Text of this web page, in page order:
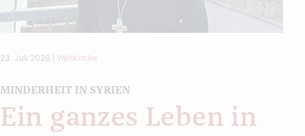
23. Juli 2026| Weltkirche
MINDERHEIT IN SYRIEN
Ein ganzes Leben in